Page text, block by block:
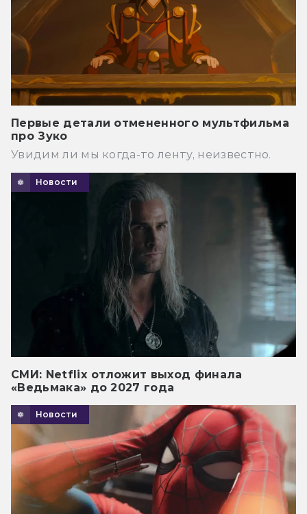
Первые детали отмененного мультфильма
про Зуко
Увидим ли мы когда-то ленту, неизвестно.
Новости
СМИ: Netflix отложит выход финала
«Ведьмака» до 2027 года
Новости